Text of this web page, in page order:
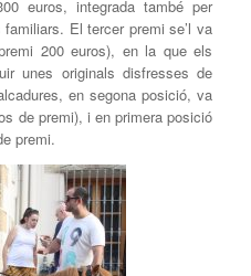
euros, integrada també per
El tercer premi se’l va
200 euros), en la que els
unes originals disfresses de
en segona posició, va
de premi), i en primera posició
premi.